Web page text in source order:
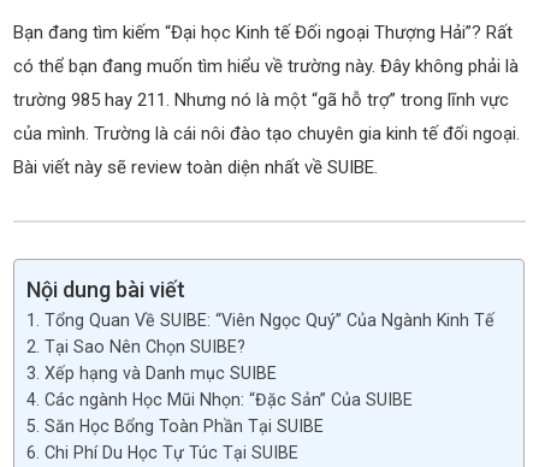
Bạn đang tìm kiếm “Đại học Kinh tế Đối ngoại Thượng Hải”? Rất
có thể bạn đang muốn tìm hiểu về trường này. Đây không phải là
trường 985 hay 211. Nhưng nó là một “gã hỗ trợ” trong lĩnh vực
của mình. Trường là cái nôi đào tạo chuyên gia kinh tế đối ngoại.
Bài viết này sẽ review toàn diện nhất về SUIBE.
Nội dung bài viết
1. Tổng Quan Về SUIBE: “Viên Ngọc Quý” Của Ngành Kinh Tế
2. Tại Sao Nên Chọn SUIBE?
3. Xếp hạng và Danh mục SUIBE
4. Các ngành Học Mũi Nhọn: “Đặc Sản” Của SUIBE
5. Săn Học Bổng Toàn Phần Tại SUIBE
6. Chi Phí Du Học Tự Túc Tại SUIBE